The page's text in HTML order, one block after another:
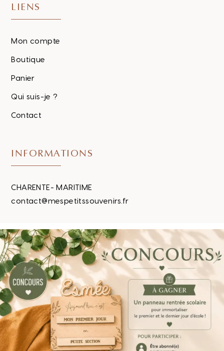
LIENS
Mon compte
Boutique
Panier
Qui suis-je ?
Contact
INFORMATIONS
CHARENTE- MARITIME
contact@mespetitssouvenirs.fr